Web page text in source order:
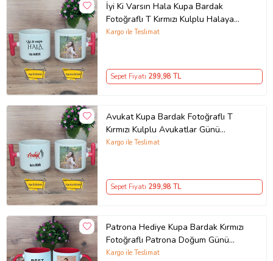
İyi Ki Varsın Hala Kupa Bardak
Fotoğraflı T Kırmızı Kulplu Halaya
Doğum Günü Hediyesi
Kargo ile Teslimat
Sepet Fiyatı 299,98 TL
Avukat Kupa Bardak Fotoğraflı T
Kırmızı Kulplu Avukatlar Günü
Hediyesi
Kargo ile Teslimat
Sepet Fiyatı 299,98 TL
Patrona Hediye Kupa Bardak Kırmızı
Fotoğraflı Patrona Doğum Günü
Hediyesi
Kargo ile Teslimat